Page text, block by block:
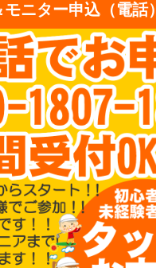
ニター申込（電話）